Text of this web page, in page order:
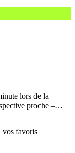
lors de la
proche –…